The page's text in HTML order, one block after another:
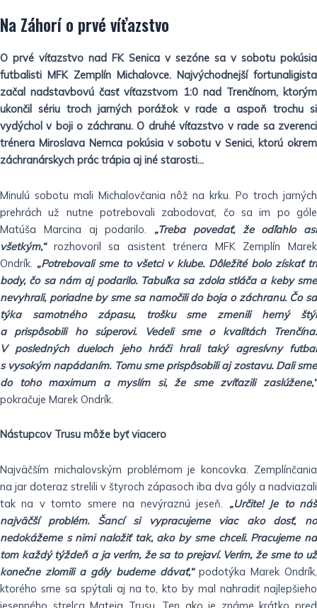
Na Záhorí o prvé víťazstvo
O prvé víťazstvo nad FK Senica v sezóne sa v sobotu pokúsia
futbalisti MFK Zemplín Michalovce. Najvýchodnejší fortunaligista
začal nadstavbovú časť víťazstvom 1:0 nad Trenčínom, ktorým
ukončil sériu troch jarných porážok v rade a aspoň trochu si
vydýchol v boji o záchranu. O druhé víťazstvo v rade sa zverenci
trénera Miroslava Nemca pokúsia v sobotu v Senici, ktorú okrem
záchranárskych prác trápia aj iné starosti…
Minulú sobotu mali Michalovčania nôž na krku. Po troch jarných
prehrách už nutne potrebovali zabodovať, čo sa im po góle
Matúša Marcina aj podarilo. „Treba povedať, že odľahlo asi
všetkým,“rozhovoril sa asistent trénera MFK Zemplín Marek
Ondrík. „Potrebovali sme to všetci v klube. Dôležité bolo získať tri
body, čo sa nám aj podarilo. Tabuľka sa zdola stláča a keby sme
nevyhrali, poriadne by sme sa namočili do boja o záchranu. Čo sa
týka samotného zápasu, trošku sme zmenili herný štýl
a prispôsobili ho súperovi. Vedeli sme o kvalitách Trenčína.
V posledných dueloch jeho hráči hrali taký agresívny futbal
s vysokým napádaním. Tomu sme prispôsobili aj zostavu. Dali sme
do toho maximum a myslím si, že sme zvíťazili zaslúžene,“
pokračuje Marek Ondrík.
Nástupcov Trusu môže byť viacero
Najväčším michalovským problémom je koncovka. Zemplínčania
na jar doteraz strelili v štyroch zápasoch iba dva góly a nadviazali
tak na v tomto smere na nevýraznú jeseň. „Určite! Je to náš
najväčší problém. Šancí si vypracujeme viac ako dosť, no
nedokážeme s nimi naložiť tak, ako by sme chceli. Pracujeme na
tom každý týždeň a ja verím, že sa to prejaví. Verím, že sme to už
konečne zlomili a góly budeme dávať,“podotýka Marek Ondrík,
ktorého sme sa spýtali aj na to, kto by mal nahradiť najlepšieho